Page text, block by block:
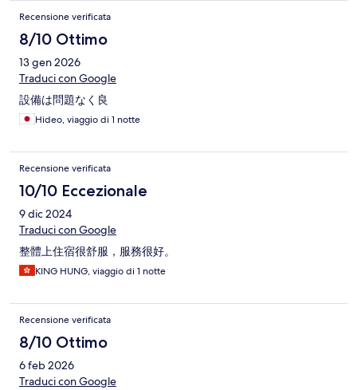
Recensione verificata
8/10 Ottimo
13 gen 2026
Traduci con Google
設備は問題なく良
Hideo, viaggio di 1 notte
Recensione verificata
10/10 Eccezionale
9 dic 2024
Traduci con Google
整體上住宿很舒服，服務很好。
KING HUNG, viaggio di 1 notte
Recensione verificata
8/10 Ottimo
6 feb 2026
Traduci con Google